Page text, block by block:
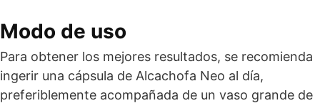
Modo de uso
Para obtener los mejores resultados, se recomienda
ingerir una cápsula de Alcachofa Neo al día,
preferiblemente acompañada de un vaso grande de